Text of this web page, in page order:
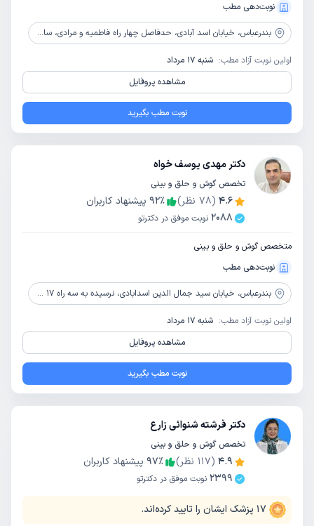
نوبت‌دهی مطب
بندرعباس، خیابان اسد آبادی، حدفاصل چهار راه فاطمیه و مرادی، ساختمان جالینوس، طبقه 3
اولین نوبت آزاد مطب: شنبه 17 مرداد
مشاهده پروفایل
نوبت مطب بگیرید
دکتر مهدی یوسف خواه
تخصص گوش و حلق و بینی
4.6
(
78 نظر) 92٪
پیشنهاد کاربران
2088 نوبت موفق در دکترتو
متخصص گوش و حلق و بینی
نوبت‌دهی مطب
بندرعباس، خیابان سید جمال الدین اسدابادی، نرسیده به سه راه 17 شهریور(پلنگ صورتی)، روبروی داروخانه سینا، جنب املاک ناظری
اولین نوبت آزاد مطب: شنبه 17 مرداد
مشاهده پروفایل
نوبت مطب بگیرید
دکتر فرشته شنوائی زارع
تخصص گوش و حلق و بینی
4.9
(
117 نظر) 97٪
پیشنهاد کاربران
2399 نوبت موفق در دکترتو
17 پزشک ایشان را تایید کرده‌اند.